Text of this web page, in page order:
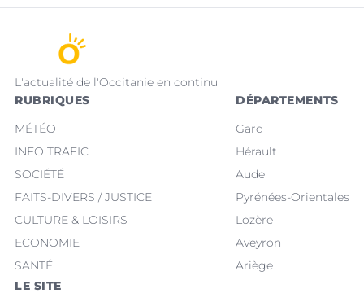
L'actualité de l'Occitanie en continu
RUBRIQUES
MÉTÉO
INFO TRAFIC
SOCIÉTÉ
FAITS-DIVERS / JUSTICE
CULTURE & LOISIRS
ECONOMIE
SANTÉ
DÉPARTEMENTS
Gard
Hérault
Aude
Pyrénées-Orientales
Lozère
Aveyron
Ariège
LE SITE